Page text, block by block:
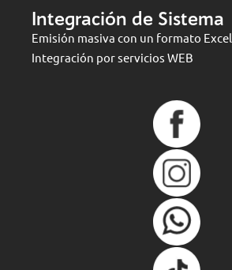
Integración de Sistema
Emisión masiva con un formato Excel
Integración por servicios WEB